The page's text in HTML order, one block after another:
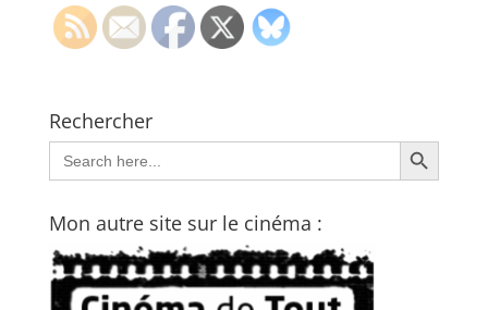
Rechercher
Search
for:
Search Button
Mon autre site sur le cinéma :